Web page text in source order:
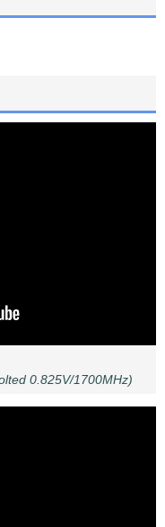
0.825V/1700MHz)